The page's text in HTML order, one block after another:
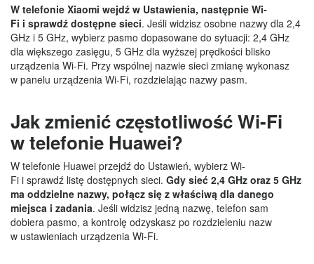
W telefonie Xiaomi wejdź w Ustawienia, następnie Wi-
Fi i sprawdź dostępne sieci. Jeśli widzisz osobne nazwy dla 2,4
GHz i 5 GHz, wybierz pasmo dopasowane do sytuacji: 2,4 GHz
dla większego zasięgu, 5 GHz dla wyższej prędkości blisko
urządzenia Wi-Fi. Przy wspólnej nazwie sieci zmianę wykonasz
w panelu urządzenia Wi-Fi, rozdzielając nazwy pasm.
Jak zmienić częstotliwość Wi-Fi
w telefonie Huawei?
W telefonie Huawei przejdź do Ustawień, wybierz Wi-
Fi i sprawdź listę dostępnych sieci. Gdy sieć 2,4 GHz oraz 5 GHz
ma oddzielne nazwy, połącz się z właściwą dla danego
miejsca i zadania. Jeśli widzisz jedną nazwę, telefon sam
dobiera pasmo, a kontrolę odzyskasz po rozdzieleniu nazw
w ustawieniach urządzenia Wi-Fi.